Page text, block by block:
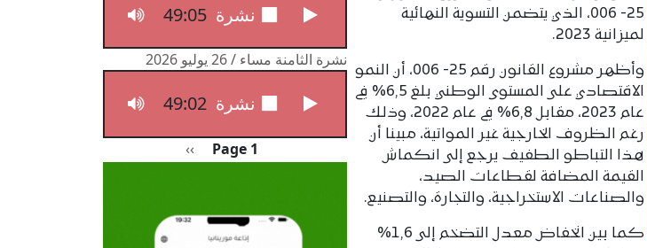
25- 006، الذي يتضمن التسوية النهائية
لميزانية 2023.
وأظهر مشروع القانون رقم 25- 006، أن النمو
الاقتصادي على المستوى الوطني بلغ 6,5% في
عام 2023، مقابل 6,8% في عام 2022، وذلك
رغم الظروف الخارجية غير المواتية، مبينا أن
هذا التباطو الطفيف يرجع إلى انكماش
القيمة المضافة لقطاعات الصيد،
والصناعات الاستخراجية، والتجارة، والتصنيع.
كما بين انخفاض معدل التضخم إلى 1,6%
نشرة الثامنة مساء / 27 يوليو 2026
49:05
نشرة الثامنة مساء / 26 يوليو 2026
نشرة الثامنة مساء / 26 يوليو 2026
49:02
Pagination
Page 1 الصفحة التالية
››